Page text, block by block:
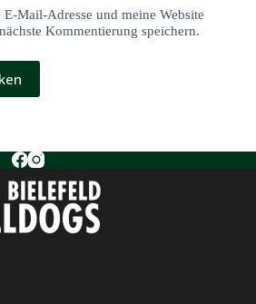
Mail-Adresse und meine Website
Kommentierung speichern.